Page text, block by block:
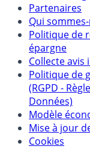
Mentions
Partenaires
Qui sommes-
Politique de
épargne
Collecte avis
Politique de
(RGPD -
Données)
Modèle